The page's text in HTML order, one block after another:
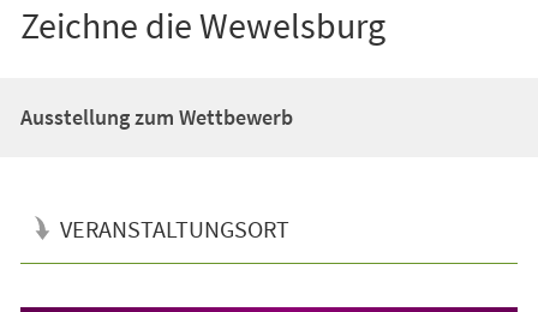
Zeichne die Wewelsburg
Ausstellung zum Wettbewerb
VERANSTALTUNGSORT